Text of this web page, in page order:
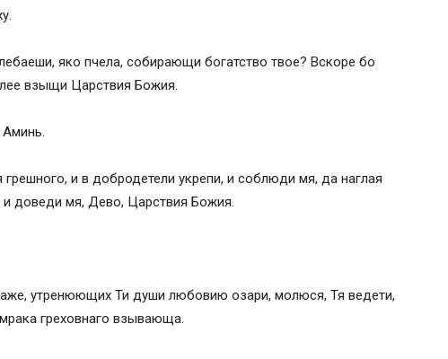
яко пчела, собирающи богатство твое? Вскоре бо
взыщи Царствия Божия.
и в добродетели укрепи, и соблюди мя, да наглая
и доведи мя, Дево, Царствия Божия.
утренюющих Ти души любовию озари, молюся, Тя ведети,
греховнаго взывающа.